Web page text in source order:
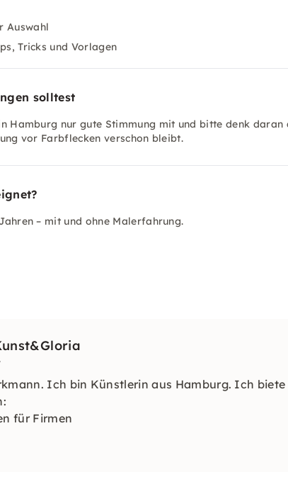
Auswahl
Tricks und Vorlagen
solltest
Hamburg nur gute Stimmung mit und bitte denk daran
vor Farbflecken verschon bleibt.
– mit und ohne Malerfahrung.
Ich bin Künstlerin aus Hamburg. Ich biete
für Firmen